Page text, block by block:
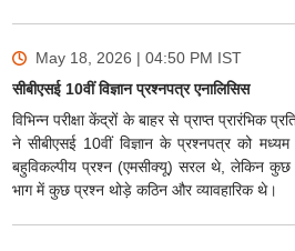
May 18, 2026 | 04:50 PM IST
सीबीएसई 10वीं विज्ञान प्रश्नपत्र एनालिसिस
विभिन्न परीक्षा केंद्रों के बाहर से प्राप्त प्रारंभिक
ने सीबीएसई 10वीं विज्ञान के प्रश्नपत्र को
बहुविकल्पीय प्रश्न (एमसीक्यू) सरल थे, लेकिन कुछ
भाग में कुछ प्रश्न थोड़े कठिन और व्यावहारिक थे।